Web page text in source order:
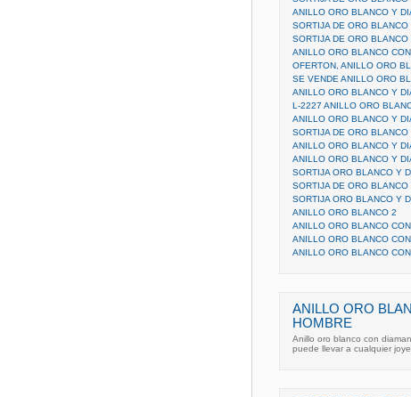
ANILLO ORO BLANCO Y
SORTIJA DE ORO
SORTIJA DE ORO
ANILLO ORO BLANCO
OFERTON, ANILLO ORO
SE VENDE ANILLO ORO
ANILLO ORO BLANCO Y
L-2227 ANILLO ORO
ANILLO ORO BLANCO Y
SORTIJA DE ORO
ANILLO ORO BLANCO Y
ANILLO ORO BLANCO Y
SORTIJA ORO BLANCO Y
SORTIJA DE ORO
SORTIJA ORO BLANCO Y
ANILLO ORO BLANCO 2
ANILLO ORO BLANCO
ANILLO ORO BLANCO
ANILLO ORO BLANCO
ANILLO ORO
HOMBRE
Anillo oro blanco con
puede llevar a cualquier